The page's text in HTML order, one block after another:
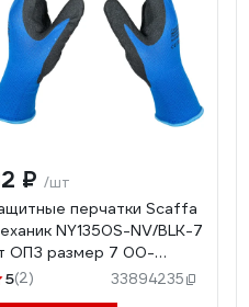
₽ /шт
перчатки Scaffa
NY1350S-NV/BLK-7
ОПЗ размер 7 00-
5(2) 33894235